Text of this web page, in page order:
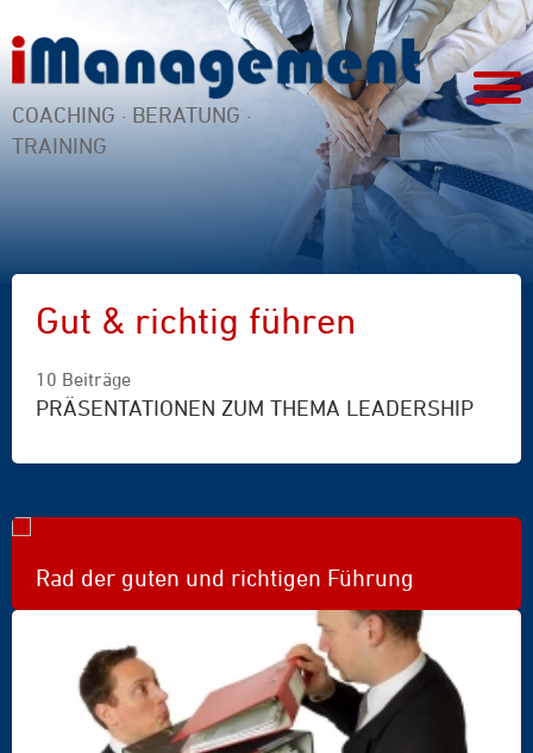
COACHING · BERATUNG ·
TRAINING
Gut & richtig führen
10 Beiträge
PRÄSENTATIONEN ZUM THEMA LEADERSHIP
Rad der guten und richtigen Führung